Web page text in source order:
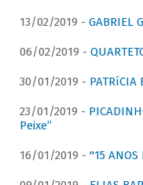
13/02/2019 - GABRIEL
06/02/2019 -
30/01/2019 -
23/01/2019 -
Peixe”
16/01/2019 - "15 ANOS